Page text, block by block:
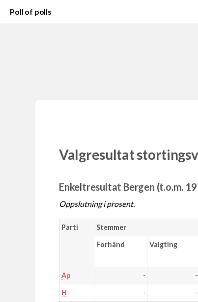
Poll of polls
Valgresultat
Enkeltresultat Bergen (t.o.m.
Oppslutning i prosent.
Parti Stemmer
Forhånd Valgting
Ap - -
H - -